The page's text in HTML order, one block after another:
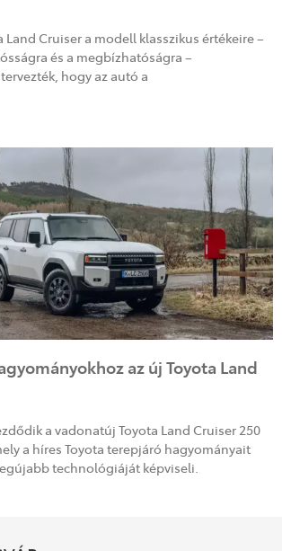
Cruiser a modell klasszikus értékeire –
és a megbízhatóságra –
hogy az autó a
az új Toyota Land
a vadonatúj Toyota Land Cruiser 250
a híres Toyota terepjáró hagyományait
technológiáját képviseli.